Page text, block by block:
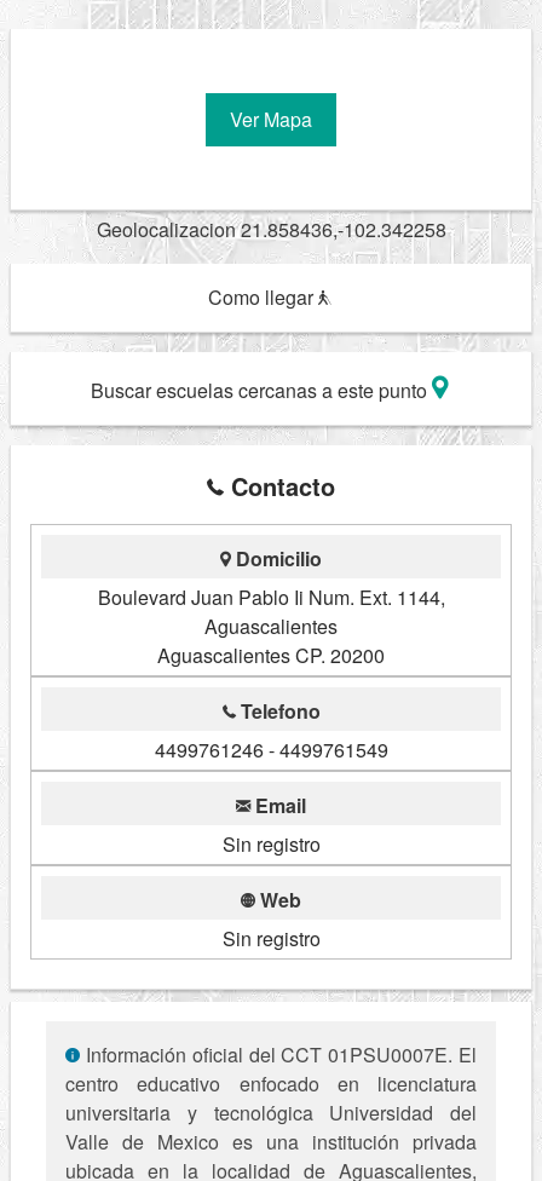
Ver Mapa
Geolocalizacion 21.858436,-102.342258
Como llegar
Buscar escuelas cercanas a este punto
Contacto
Domicilio
Boulevard Juan Pablo Ii Num. Ext. 1144,
Aguascalientes
Aguascalientes CP. 20200
Telefono
4499761246 - 4499761549
Email
Sin registro
Web
Sin registro
Información oficial del CCT 01PSU0007E. El
centro educativo enfocado en licenciatura
universitaria y tecnológica Universidad del
Valle de Mexico es una institución privada
ubicada en la localidad de Aguascalientes,